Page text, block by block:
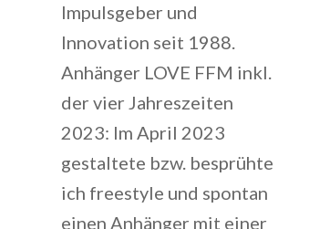
Impulsgeber und
Innovation seit 1988.
Anhänger LOVE FFM inkl.
der vier Jahreszeiten
2023: Im April 2023
gestaltete bzw. besprühte
ich freestyle und spontan
einen Anhänger mit einer